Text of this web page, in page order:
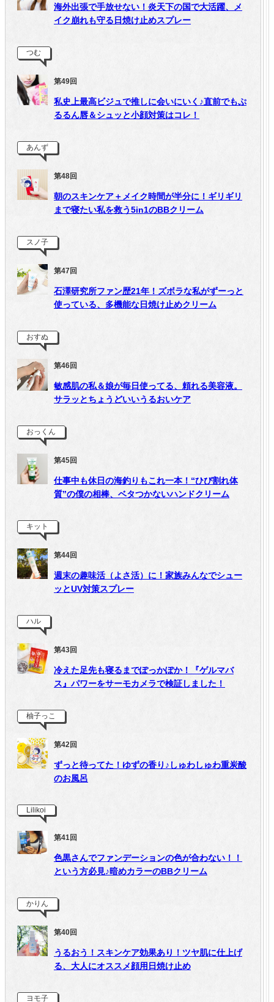
海外出張で手放せない！炎天下の国で大活躍、メ
イク崩れも守る日焼け止めスプレー
つむ
第49回
私史上最高ビジュで推しに会いにいく♪直前でもぷ
るるん唇＆シュッと小顔対策はコレ！
あんず
第48回
朝のスキンケア＋メイク時間が半分に！ギリギリ
まで寝たい私を救う5in1のBBクリーム
スノ子
第47回
石澤研究所ファン歴21年！ズボラな私がずーっと
使っている、多機能な日焼け止めクリーム
おすぬ
第46回
敏感肌の私＆娘が毎日使ってる、頼れる美容液。
サラッとちょうどいいうるおいケア
おっくん
第45回
仕事中も休日の海釣りもこれ一本！“ひび割れ体
質”の僕の相棒、ベタつかないハンドクリーム
キット
第44回
週末の趣味活（よさ活）に！家族みんなでシュー
ッとUV対策スプレー
ハル
第43回
冷えた足先も寝るまでぽっかぽか！『ゲルマバ
ス』パワーをサーモカメラで検証しました！
柚子っこ
第42回
ずっと待ってた！ゆずの香り♪しゅわしゅわ重炭酸
のお風呂
Lilikoi
第41回
色黒さんでファンデーションの色が合わない！！
という方必見♪暗めカラーのBBクリーム
かりん
第40回
うるおう！スキンケア効果あり！ツヤ肌に仕上げ
る、大人にオススメ顔用日焼け止め
ヨモ子